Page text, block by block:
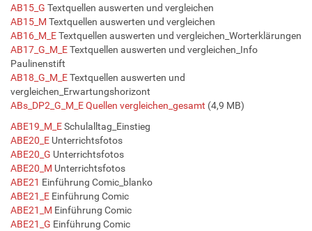
AB15_G Textquellen auswerten und vergleichen
AB15_M Textquellen auswerten und vergleichen
AB16_M_ETextquellen auswerten und vergleichen_Worterklärungen
AB17_G_M_ETextquellen auswerten und vergleichen_Info
Paulinenstift
AB18_G_M_ETextquellen auswerten und
vergleichen_Erwartungshorizont
ABs_DP2_G_M_E Quellen vergleichen_gesamt (4,9 MB)
ABE19_M_ESchulalltag_Einstieg
ABE20_E Unterrichtsfotos
ABE20_G Unterrichtsfotos
ABE20_M Unterrichtsfotos
ABE21 Einführung Comic_blanko
ABE21_E Einführung Comic
ABE21_M Einführung Comic
ABE21_G Einführung Comic